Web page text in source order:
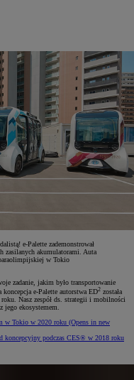
e-Palette zademonstrował
zasilanych akumulatorami. Auta
w Tokio
zadanie, jakim było transportowanie
e-Palette autorstwa ED2 została
roku. Nasz zespół ds. strategii i mobilności
jego ekosystemem.
w Tokio w 2020 roku (Opens in new
koncepcyjny podczas CES® w 2018 roku